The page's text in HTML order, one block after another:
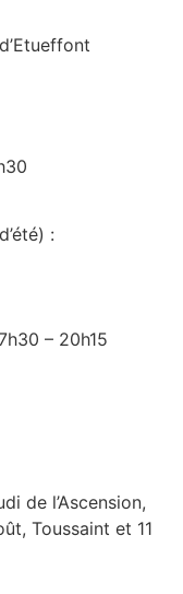
:
– 20h15
de l’Ascension,
Toussaint et 11